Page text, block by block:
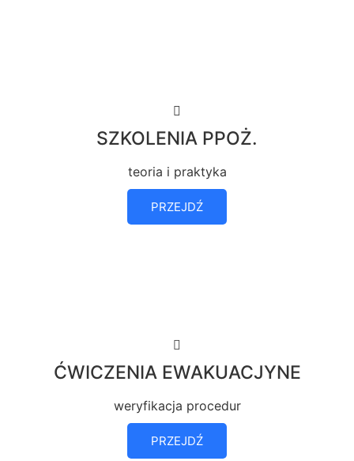
SZKOLENIA PPOŻ.
teoria i praktyka
PRZEJDŹ
ĆWICZENIA EWAKUACJYNE
weryfikacja procedur
PRZEJDŹ